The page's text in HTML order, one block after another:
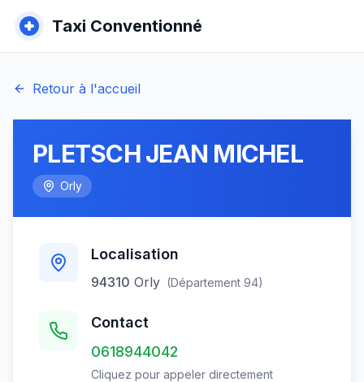
Taxi Conventionné
Retour à l'accueil
PLETSCH JEAN MICHEL
Orly
Localisation
94310 Orly (Département 94)
Contact
0618944042
Cliquez pour appeler directement